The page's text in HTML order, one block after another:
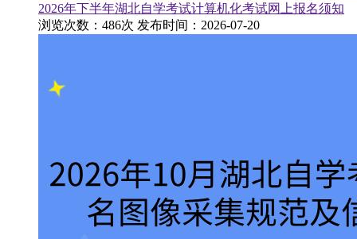
2026年下半年湖北自学考试计算机化考试网上报名须知
浏览次数：486次 发布时间：2026-07-20